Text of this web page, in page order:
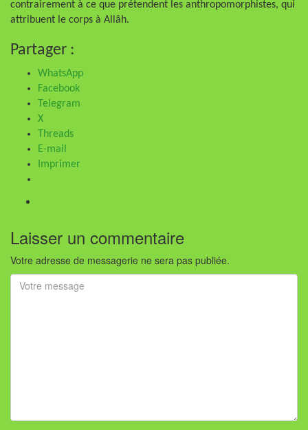
contrairement à ce que prétendent les anthropomorphistes, qui
attribuent le corps à Allâh.
Partager :
WhatsApp
Facebook
Telegram
X
Threads
E-mail
Imprimer
Laisser un commentaire
Votre adresse de messagerie ne sera pas publiée.